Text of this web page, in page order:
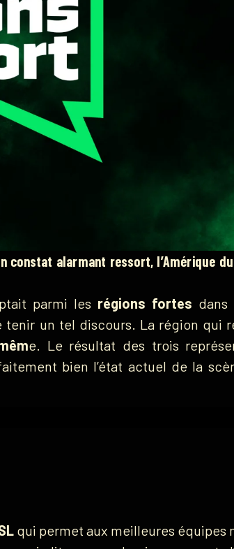
constat alarmant ressort, l’Amérique du
parmi les régions fortes dans
tenir un tel discours. La région qui
e. Le résultat des trois
bien l’état actuel de la
qui permet aux meilleures équipes